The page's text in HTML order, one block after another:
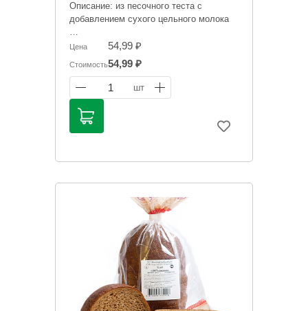
Описание: из песочного теста с
добавлением сухого цельного молока
Цена носит исключительно
ориентировочный характер и может
отличаться, точную стоимость "на
сегодня" сообщит менеджер при
оформлении заказ
Цена 54,99 ₽
Стоимость54,99 ₽
1 шт